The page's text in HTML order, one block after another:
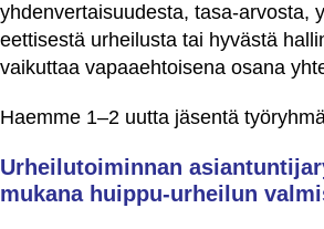
yhdenvertaisuudesta, tasa-arvosta,
eettisestä urheilusta tai hyvästä
vaikuttaa vapaaehtoisena osana
Haemme 1–2 uutta jäsentä
Urheilutoiminnan
mukana huippu-urheilun